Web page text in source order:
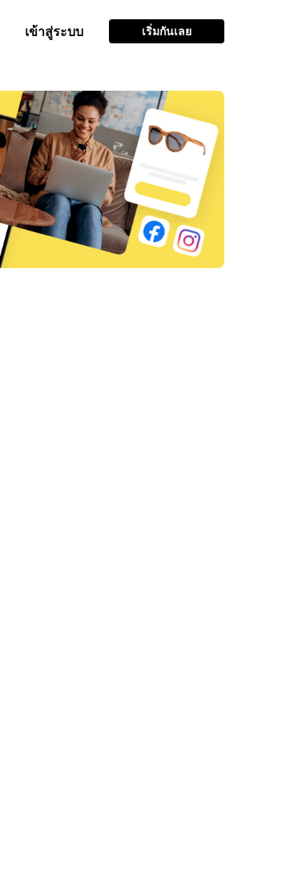
เข้าสู่ระบบ เริ่มกันเลย